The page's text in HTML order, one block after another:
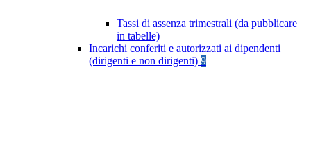
Tassi di assenza trimestrali (da pubblicare
in tabelle)
Incarichi conferiti e autorizzati ai dipendenti
(dirigenti e non dirigenti) 9